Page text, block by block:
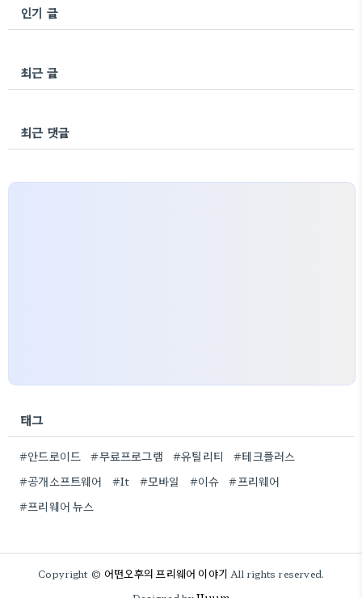
인기 글
최근 글
최근 댓글
태그
#안드로이드 #무료프로그램 #유틸리티
#테크플러스
#공개소프트웨어
#It #모바일 #이슈
#프리웨어
#프리웨어 뉴스
Copyright © 어떤오후의 프리웨어 이야기 All rights reserved.